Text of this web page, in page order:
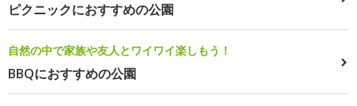
ピクニックにおすすめの公園
自然の中で家族や友人とワイワイ楽しもう！
BBQにおすすめの公園